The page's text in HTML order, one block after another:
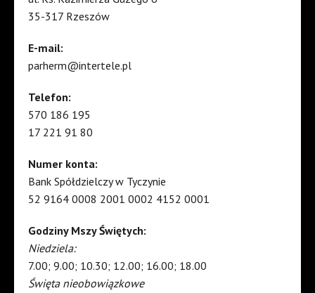
35-317 Rzeszów
E-mail:
parherm@intertele.pl
Telefon:
570 186 195
17 221 91 80
Numer konta:
Bank Spółdzielczy w Tyczynie
52 9164 0008 2001 0002 4152 0001
Godziny Mszy Świętych:
Niedziela:
7.00; 9.00; 10.30; 12.00; 16.00; 18.00
Święta nieobowiązkowe